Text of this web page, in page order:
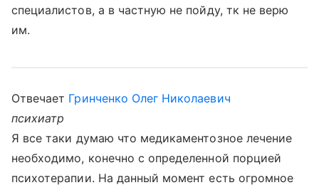
специалистов, а в частную не пойду, тк не верю
им.
Отвечает Гринченко Олег Николаевич
психиатр
Я все таки думаю что медикаментозное лечение
необходимо, конечно с определенной порцией
психотерапии. На данный момент есть огромное